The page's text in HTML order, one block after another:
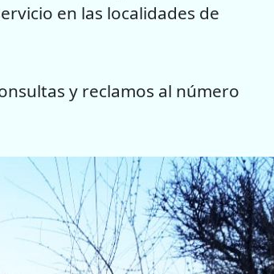
en las localidades de
y reclamos al número